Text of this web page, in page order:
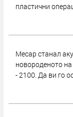
пластични
Месар станал
новороденото
- 2100. Да ви го